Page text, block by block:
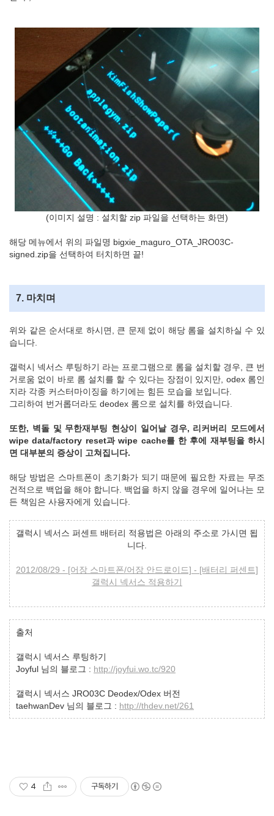
(이미지 설명 : 설치할 zip 파일을 선택하는 화면)
해당 메뉴에서 위의 파일명 bigxie_maguro_OTA_JRO03C-
signed.zip을 선택하여 터치하면 끝!
7. 마치며
위와 같은 순서대로 하시면, 큰 문제 없이 해당 롬을 설치하실 수 있
습니다.
갤럭시 넥서스 루팅하기 라는 프로그램으로 롬을 설치할 경우, 큰 번
거로움 없이 바로 롬 설치를 할 수 있다는 장점이 있지만, odex 롬인
지라 각종 커스터마이징을 하기에는 힘든 모습을 보입니다.
그리하여 번거롭더라도 deodex 롬으로 설치를 하였습니다.
또한, 벽돌 및 무한재부팅 현상이 일어날 경우, 리커버리 모드에서
wipe data/factory reset과 wipe cache를 한 후에 재부팅을 하시
면 대부분의 증상이 고쳐집니다.
해당 방법은 스마트폰이 초기화가 되기 때문에 필요한 자료는 무조
건적으로 백업을 해야 합니다. 백업을 하지 않을 경우에 일어나는 모
든 책임은 사용자에게 있습니다.
갤럭시 넥서스 퍼센트 배터리 적용법은 아래의 주소로 가시면 됩
니다.
2012/08/29 - [어장 스마트폰/어장 안드로이드] - [배터리 퍼센트]
갤럭시 넥서스 적용하기
출처
갤럭시 넥서스 루팅하기
Joyful 님의 블로그 : http://joyfui.wo.tc/920
갤럭시 넥서스 JRO03C Deodex/Odex 버전
taehwanDev 님의 블로그 : http://thdev.net/261
4 구독하기